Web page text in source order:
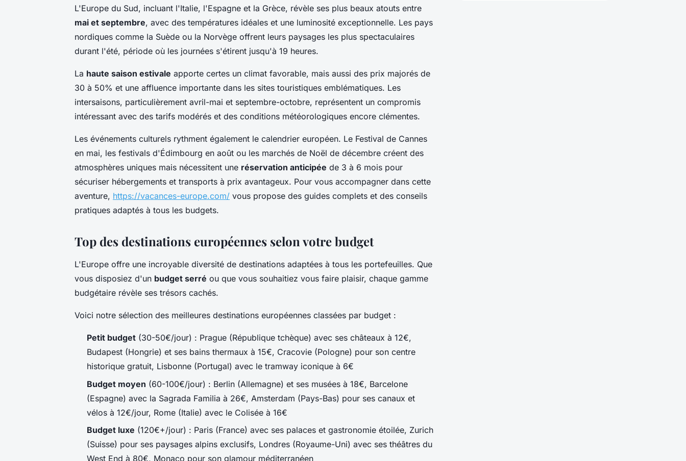
L'Europe du Sud, incluant l'Italie, l'Espagne et la Grèce, révèle ses plus beaux atouts entre
mai et septembre, avec des températures idéales et une luminosité exceptionnelle. Les pays
nordiques comme la Suède ou la Norvège offrent leurs paysages les plus spectaculaires
durant l'été, période où les journées s'étirent jusqu'à 19 heures.
La haute saison estivale apporte certes un climat favorable, mais aussi des prix majorés de
30 à 50% et une affluence importante dans les sites touristiques emblématiques. Les
intersaisons, particulièrement avril-mai et septembre-octobre, représentent un compromis
intéressant avec des tarifs modérés et des conditions météorologiques encore clémentes.
Les événements culturels rythment également le calendrier européen. Le Festival de Cannes
en mai, les festivals d'Édimbourg en août ou les marchés de Noël de décembre créent des
atmosphères uniques mais nécessitent une réservation anticipée de 3 à 6 mois pour
sécuriser hébergements et transports à prix avantageux. Pour vous accompagner dans cette
aventure, https://vacances-europe.com/ vous propose des guides complets et des conseils
pratiques adaptés à tous les budgets.
Top des destinations européennes selon votre budget
L'Europe offre une incroyable diversité de destinations adaptées à tous les portefeuilles. Que
vous disposiez d'un budget serré ou que vous souhaitiez vous faire plaisir, chaque gamme
budgétaire révèle ses trésors cachés.
Voici notre sélection des meilleures destinations européennes classées par budget :
Petit budget (30-50€/jour) : Prague (République tchèque) avec ses châteaux à 12€,
Budapest (Hongrie) et ses bains thermaux à 15€, Cracovie (Pologne) pour son centre
historique gratuit, Lisbonne (Portugal) avec le tramway iconique à 6€
Budget moyen (60-100€/jour) : Berlin (Allemagne) et ses musées à 18€, Barcelone
(Espagne) avec la Sagrada Familia à 26€, Amsterdam (Pays-Bas) pour ses canaux et
vélos à 12€/jour, Rome (Italie) avec le Colisée à 16€
Budget luxe (120€+/jour) : Paris (France) avec ses palaces et gastronomie étoilée, Zurich
(Suisse) pour ses paysages alpins exclusifs, Londres (Royaume-Uni) avec ses théâtres du
West End à 80€, Monaco pour son glamour méditerranéen